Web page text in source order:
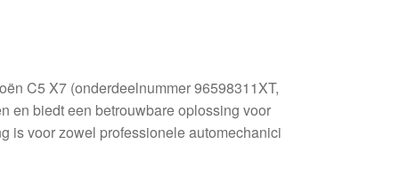
C5 X7 (onderdeelnummer 96598311XT,
en biedt een betrouwbare oplossing voor
is voor zowel professionele automechanici